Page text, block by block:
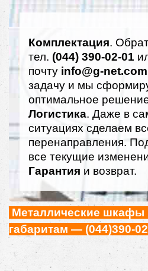
Комплектация.
тел. (044) 390-02-01
почту info@g-
задачу и мы
оптимальное
Логистика. Даже в
ситуациях сделаем
перенаправления.
все текущие
Гарантия и возврат.
Металлические
габаритам — (044)390-